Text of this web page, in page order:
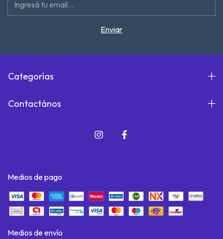
Categorías
Contactános
Medios de pago
Medios de envío